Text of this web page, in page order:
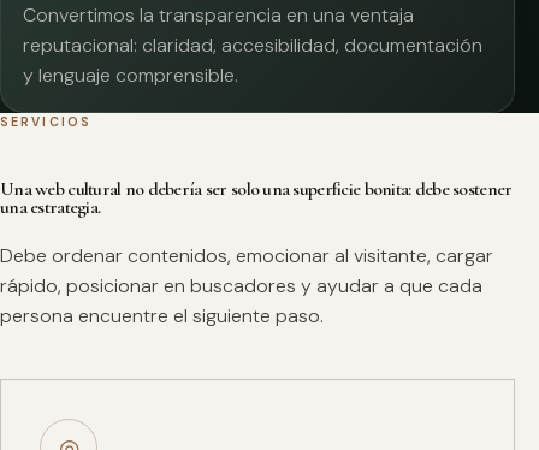
Convertimos la transparencia en una ventaja
reputacional: claridad, accesibilidad, documentación
y lenguaje comprensible.
SERVICIOS
Una web cultural no debería ser solo una superficie bonita: debe sostener
una estrategia.
Debe ordenar contenidos, emocionar al visitante, cargar
rápido, posicionar en buscadores y ayudar a que cada
persona encuentre el siguiente paso.